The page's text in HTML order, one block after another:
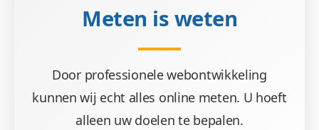
Meten is weten
Door professionele webontwikkeling
kunnen wij echt alles online meten. U hoeft
alleen uw doelen te bepalen.